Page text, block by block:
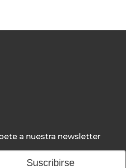
a nuestra newsletter
Suscribirse